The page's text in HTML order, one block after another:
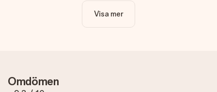
Kostar det något extra att personalisera sin present?
det viktigt att använda foton av hög kvalitet. Om du är osäker
på kvaliteten på din bild kan du kontakta vår kundtjänst och
Visa mer
Omdömen